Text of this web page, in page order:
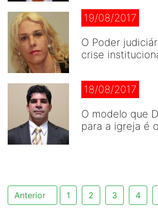
19/08/2017
O Poder
crise
18/08/2017
O modelo que
para a igreja é
Anterior 1 2 3 4